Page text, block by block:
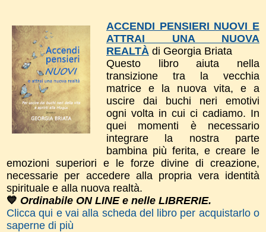
ACCENDI PENSIERI NUOVI E
ATTRAI UNA NUOVA
REALTÀ di Georgia Briata
Questo libro aiuta nella
transizione tra la vecchia
matrice e la nuova vita, e a
uscire dai buchi neri emotivi
ogni volta in cui ci cadiamo. In
quei momenti è necessario
integrare la nostra parte
bambina più ferita, e creare le
emozioni superiori e le forze divine di creazione,
necessarie per accedere alla propria vera identità
spirituale e alla nuova realtà.
💙 Ordinabile ON LINE e nelle LIBRERIE.
Clicca qui e vai alla scheda del libro per acquistarlo o
saperne di più